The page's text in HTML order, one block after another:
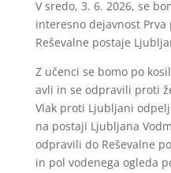
V sredo, 3. 6. 2026, se
interesno dejavnost
Reševalne postaje
Z učenci se bomo po
avli in se odpravili proti
Vlak proti Ljubljani
na postaji Ljubljana
odpravili do Reševalne
in pol vodenega ogleda